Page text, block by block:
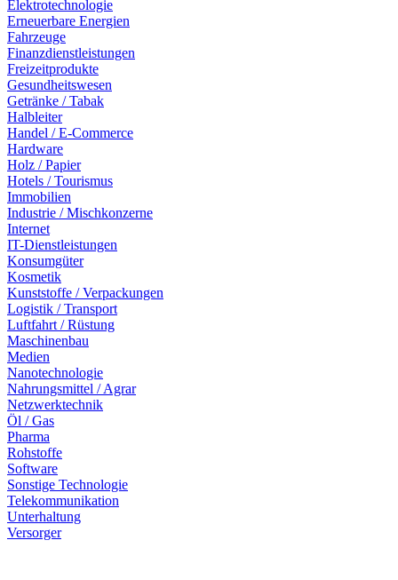
Elektrotechnologie
Erneuerbare Energien
Fahrzeuge
Finanzdienstleistungen
Freizeitprodukte
Gesundheitswesen
Getränke / Tabak
Halbleiter
Handel / E-Commerce
Hardware
Holz / Papier
Hotels / Tourismus
Immobilien
Industrie / Mischkonzerne
Internet
IT-Dienstleistungen
Konsumgüter
Kosmetik
Kunststoffe / Verpackungen
Logistik / Transport
Luftfahrt / Rüstung
Maschinenbau
Medien
Nanotechnologie
Nahrungsmittel / Agrar
Netzwerktechnik
Öl / Gas
Pharma
Rohstoffe
Software
Sonstige Technologie
Telekommunikation
Unterhaltung
Versorger